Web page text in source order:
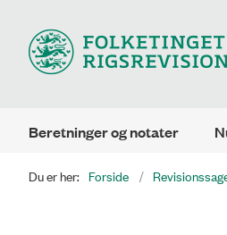
Beretninger og notater
Du er her: Forside